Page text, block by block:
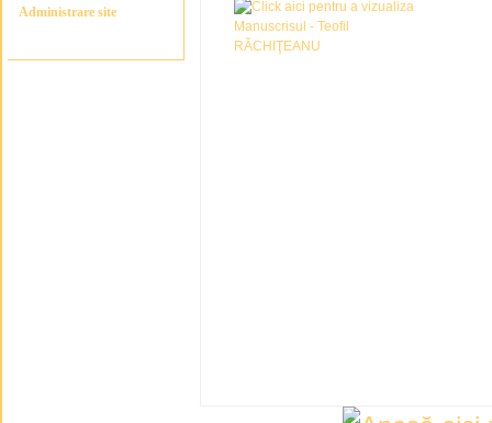
Administrare site